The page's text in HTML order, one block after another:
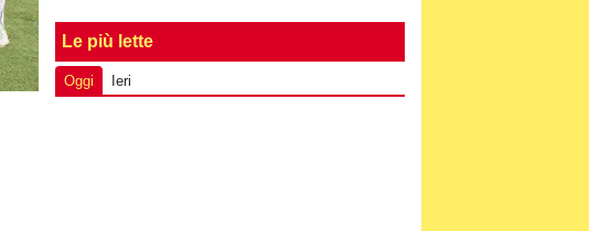
Le più lette
Oggi Ieri